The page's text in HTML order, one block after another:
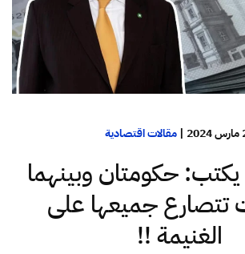
|مقالات اقتصادية
يكتب: حكومتان وبينهما
تتصارع جميعها على
الغنيمة !!